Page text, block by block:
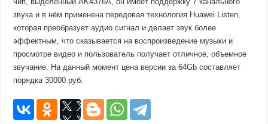
звука и в нём применена передовая технология Huawei Listen,
которая преобразует аудио сигнал и делает звук более
эффектным, что сказывается на воспроизведение музыки и
просмотре видео и пользователь получает отличное, объемное
звучание. На данный момент цена версии за 64Gb составляет
порядка 30000 руб.